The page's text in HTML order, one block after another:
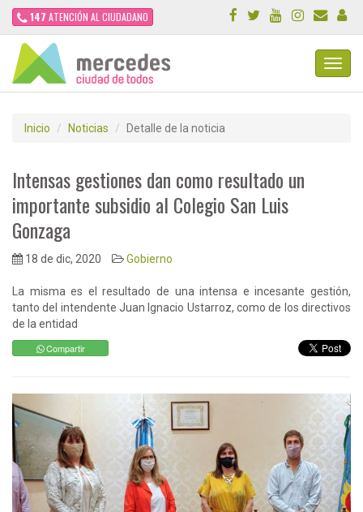
147 ATENCIÓN AL CIUDADANO
Inicio Noticias Detalle de la noticia
Intensas gestiones dan como resultado un
importante subsidio al Colegio San Luis
Gonzaga
18 de dic, 2020 Gobierno
La misma es el resultado de una intensa e incesante gestión,
tanto del intendente Juan Ignacio Ustarroz, como de los directivos
de la entidad
Compartir